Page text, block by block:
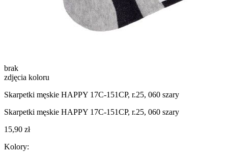
brak
zdjęcia koloru
Skarpetki męskie HAPPY 17С-151СP, r.25, 060 szary
Skarpetki męskie HAPPY 17С-151СP, r.25, 060 szary
15,90 zł
Kolory: